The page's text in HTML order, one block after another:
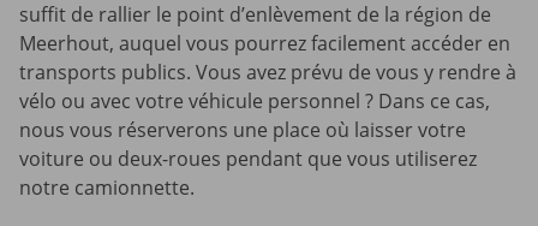
suffit de rallier le point d’enlèvement de la région de
Meerhout, auquel vous pourrez facilement accéder en
transports publics. Vous avez prévu de vous y rendre à
vélo ou avec votre véhicule personnel ? Dans ce cas,
nous vous réserverons une place où laisser votre
voiture ou deux-roues pendant que vous utiliserez
notre camionnette.